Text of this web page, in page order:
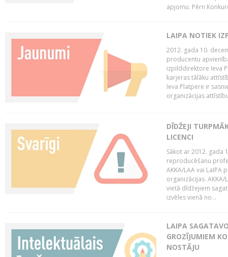
apjomu. Pērn
LAIPA NOTIEK
2012. gada 10.
producentu
izpilddirektore Ieva
karjeras tālāku
Ieva Platpere ir
organizācijas
DĪDŽEJI
LICENCI
Sākot ar 2012. gada
reproducēšanu
AKKA/LAA vai LaIPA
organizācijas.
vietā dīdžejiem
izvēles vienā no...
LAIPA
GROZĪJUMIEM
NOSTĀJU